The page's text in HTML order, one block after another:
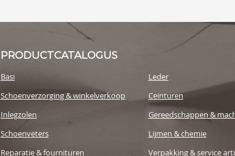
PRODUCTCATALOGUS
Basi
Schoenverzorging & winkelverkoop
Inlegzolen
Schoenveters
Reparatie & fournituren
Leder
Ceinturen
Gereedschappen &
Lijmen & chemie
Verpakking & service